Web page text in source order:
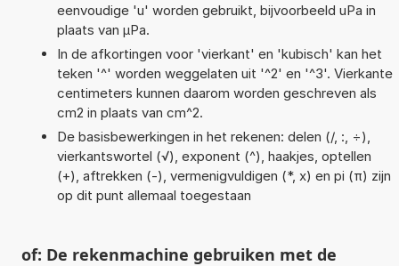
eenvoudige 'u' worden gebruikt, bijvoorbeeld uPa in
plaats van µPa.
In de afkortingen voor 'vierkant' en 'kubisch' kan het
teken '^' worden weggelaten uit '^2' en '^3'. Vierkante
centimeters kunnen daarom worden geschreven als
cm2 in plaats van cm^2.
De basisbewerkingen in het rekenen: delen (/, :, ÷),
vierkantswortel (√), exponent (^), haakjes, optellen
(+), aftrekken (-), vermenigvuldigen (*, x) en pi (π) zijn
op dit punt allemaal toegestaan
of: De rekenmachine gebruiken met de